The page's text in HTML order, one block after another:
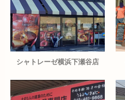
シャトレーゼ横浜下瀬谷店